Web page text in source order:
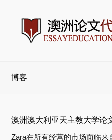
博客
澳洲澳大利亚天主教大学论
Zara在所有经营的市场面临